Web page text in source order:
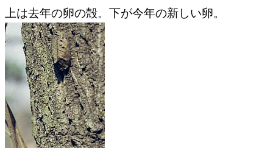
上は去年の卵の殻。下が今年の新しい卵。